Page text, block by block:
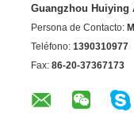
Guangzhou Huiying
Persona de Contacto:
Teléfono: 1390310977
Fax: 86-20-37367173